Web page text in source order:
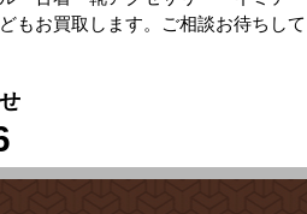
もお買取します。ご相談お待ちして